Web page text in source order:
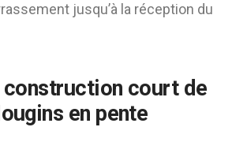
jusqu’à la réception du
construction court de
en pente